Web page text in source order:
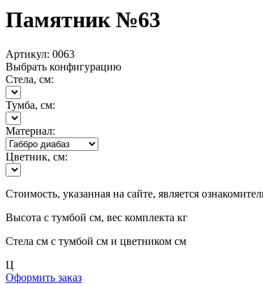
Памятник №63
Артикул: 0063
Выбрать конфигурацию
Стела, см:
Тумба, см:
Материал:
Цветник, см:
Стоимость, указанная на сайте, является
Высота с тумбой см, вес комплекта кг
Стела см с тумбой см и цветником см
Ц
Оформить заказ